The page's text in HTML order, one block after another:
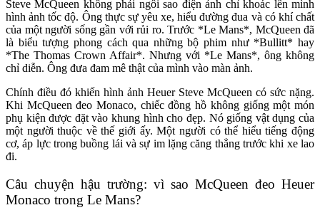
Steve McQueen không phải ngôi sao điện ảnh chỉ khoác lên mình
hình ảnh tốc độ. Ông thực sự yêu xe, hiểu đường đua và có khí chất
của một người sống gần với rủi ro. Trước *Le Mans*, McQueen đã
là biểu tượng phong cách qua những bộ phim như *Bullitt* hay
*The Thomas Crown Affair*. Nhưng với *Le Mans*, ông không
chỉ diễn. Ông đưa đam mê thật của mình vào màn ảnh.
Chính điều đó khiến hình ảnh Heuer Steve McQueen có sức nặng.
Khi McQueen đeo Monaco, chiếc đồng hồ không giống một món
phụ kiện được đặt vào khung hình cho đẹp. Nó giống vật dụng của
một người thuộc về thế giới ấy. Một người có thể hiểu tiếng động
cơ, áp lực trong buồng lái và sự im lặng căng thẳng trước khi xe lao
đi.
Câu chuyện hậu trường: vì sao McQueen đeo Heuer
Monaco trong Le Mans?